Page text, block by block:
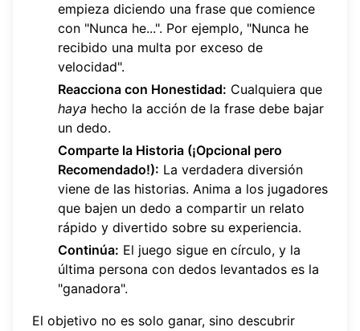
empieza diciendo una frase que comience
con "Nunca he...". Por ejemplo, "Nunca he
recibido una multa por exceso de
velocidad".
Reacciona con Honestidad: Cualquiera que
haya hecho la acción de la frase debe bajar
un dedo.
Comparte la Historia (¡Opcional pero
Recomendado!): La verdadera diversión
viene de las historias. Anima a los jugadores
que bajen un dedo a compartir un relato
rápido y divertido sobre su experiencia.
Continúa: El juego sigue en círculo, y la
última persona con dedos levantados es la
"ganadora".
El objetivo no es solo ganar, sino descubrir